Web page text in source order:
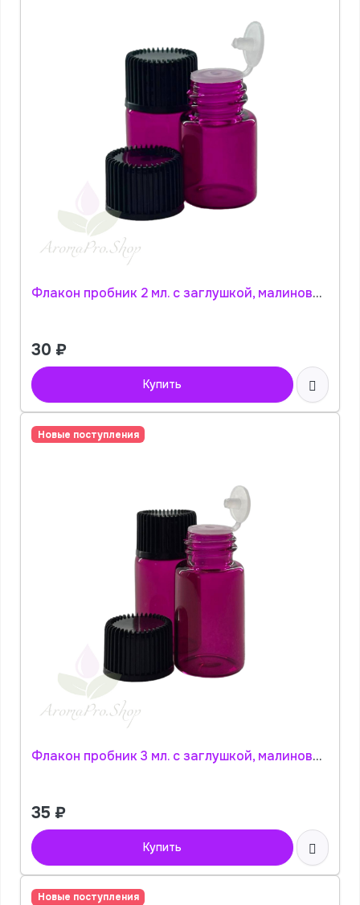
Флакон пробник 2 мл. с заглушкой, малиновое стекло АромаПро
30 ₽
Купить
Новые поступления
Флакон пробник 3 мл. с заглушкой, малиновое стекло АромаПро
35 ₽
Купить
Новые поступления